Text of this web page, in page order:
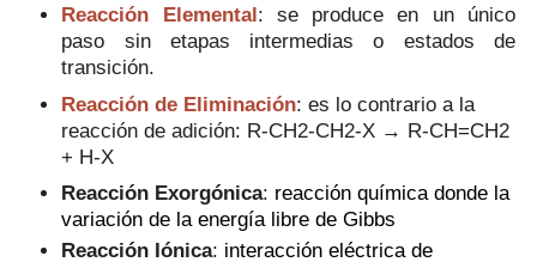
Reacción Elemental : se produce en un único
paso sin etapas intermedias o estados de
transición.
Reacción de Eliminación:es lo contrario a la
reacción de adición: R-CH2-CH2-X → R-CH=CH2
+ H-X
Reacción Exorgónica: reacción química donde la
variación de la energía libre de Gibbs
Reacción Iónica: interacción eléctrica de